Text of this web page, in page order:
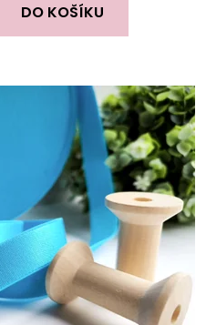
hvězdiček.
DO KOŠÍKU